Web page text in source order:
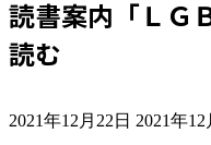
読書案内「ＬＧ
読む
2021年12月22日 終
2021年12